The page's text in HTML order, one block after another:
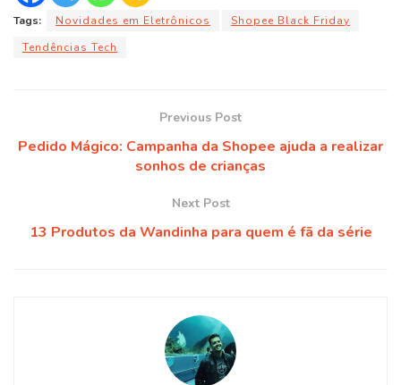
Tags: Novidades em Eletrônicos
Shopee Black Friday
Tendências Tech
Previous Post
Pedido Mágico: Campanha da Shopee ajuda a realizar
sonhos de crianças
Next Post
13 Produtos da Wandinha para quem é fã da série